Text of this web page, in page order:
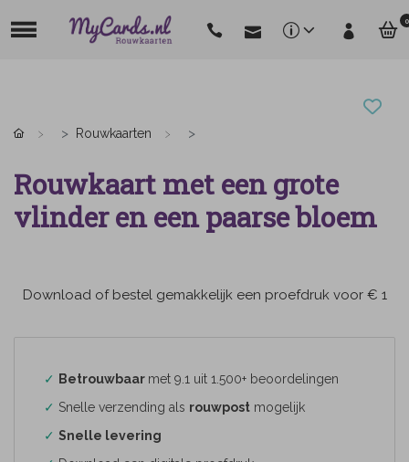
0
Rouwkaarten
Rouwkaart met een grote
vlinder en een paarse bloem
Download of bestel gemakkelijk een proefdruk voor € 1
✓ Betrouwbaar met 9.1 uit 1.500+ beoordelingen
✓ Snelle verzending als rouwpost mogelijk
✓ Snelle levering